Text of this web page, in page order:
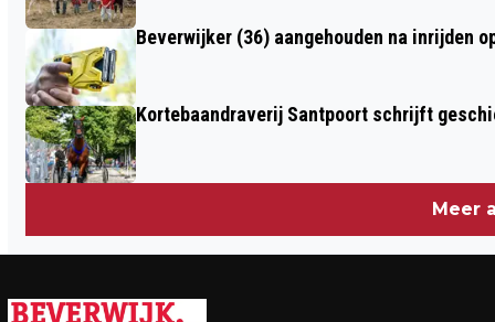
Beverwijker (36) aangehouden na inrijden
Kortebaandraverij Santpoort schrijft
Meer